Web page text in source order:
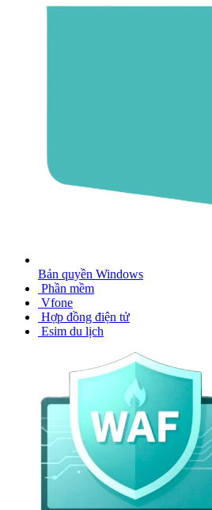
Bản quyền Windows
Phần mềm
Vfone
Hợp đồng điện tử
Esim du lịch